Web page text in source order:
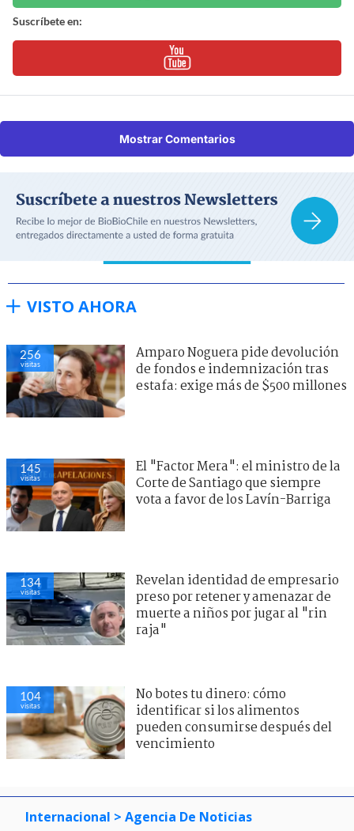
Suscríbete en:
Mostrar Comentarios
VISTO AHORA
256
visitas
Amparo Noguera pide devolución
de fondos e indemnización tras
estafa: exige más de $500 millones
145
visitas
El "Factor Mera": el ministro de la
Corte de Santiago que siempre
vota a favor de los Lavín-Barriga
134
visitas
Revelan identidad de empresario
preso por retener y amenazar de
muerte a niños por jugar al "rin
raja"
104
visitas
No botes tu dinero: cómo
identificar si los alimentos
pueden consumirse después del
vencimiento
Internacional > Agencia De Noticias